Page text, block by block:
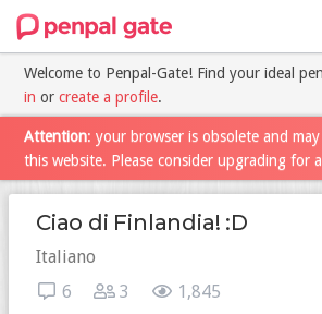
Welcome to Penpal-Gate! Find your ideal
in or create a profile.
Attention: your browser is obsolete and
this website. Please consider upgrading for
Ciao di Finlandia! :D
Italiano
1,845
3
6